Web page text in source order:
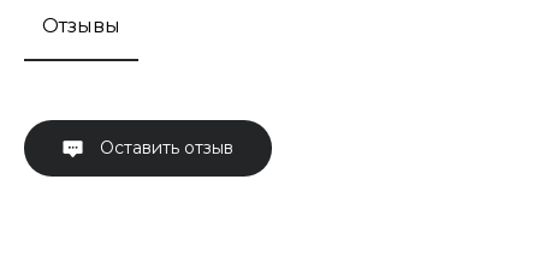
Отзывы
Оставить отзыв